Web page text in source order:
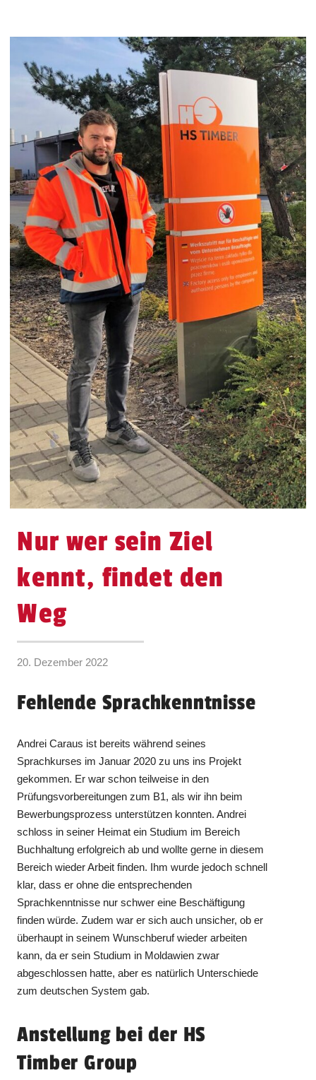
Nur wer sein Ziel
kennt, findet den
Weg
20. Dezember 2022
Fehlende Sprachkenntnisse
Andrei Caraus ist bereits während seines
Sprachkurses im Januar 2020 zu uns ins Projekt
gekommen. Er war schon teilweise in den
Prüfungsvorbereitungen zum B1, als wir ihn beim
Bewerbungsprozess unterstützen konnten. Andrei
schloss in seiner Heimat ein Studium im Bereich
Buchhaltung erfolgreich ab und wollte gerne in diesem
Bereich wieder Arbeit finden. Ihm wurde jedoch schnell
klar, dass er ohne die entsprechenden
Sprachkenntnisse nur schwer eine Beschäftigung
finden würde. Zudem war er sich auch unsicher, ob er
überhaupt in seinem Wunschberuf wieder arbeiten
kann, da er sein Studium in Moldawien zwar
abgeschlossen hatte, aber es natürlich Unterschiede
zum deutschen System gab.
Anstellung bei der HS
Timber Group